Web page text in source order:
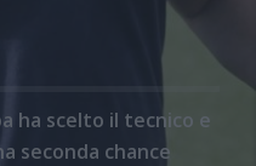
ha scelto il tecnico e
seconda chance